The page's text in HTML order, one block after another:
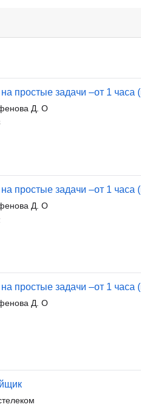
на простые задачи –от 1
Д. О
на простые задачи –от 1
Д. О
на простые задачи –от 1
Д. О